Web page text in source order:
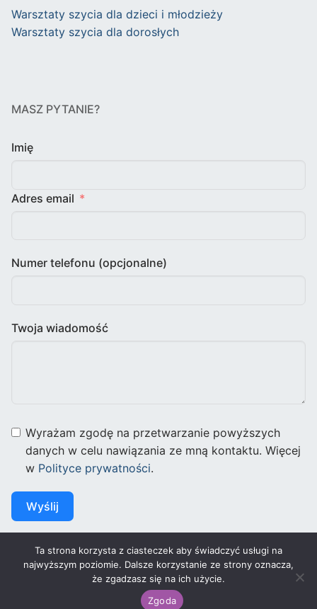
Warsztaty szycia dla dzieci i młodzieży
Warsztaty szycia dla dorosłych
MASZ PYTANIE?
Imię
Adres email
Numer telefonu (opcjonalne)
Twoja wiadomość
Wyrażam zgodę na przetwarzanie powyższych
danych w celu nawiązania ze mną kontaktu. Więcej
w Polityce prywatności.
Wyślij
Prawa autorskie © 2026 – Wspierany przez
Ta strona korzysta z ciasteczek aby świadczyć usługi na
najwyższym poziomie. Dalsze korzystanie ze strony oznacza,
że zgadzasz się na ich użycie.
Zgoda